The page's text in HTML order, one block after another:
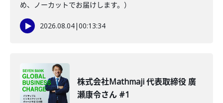
め、ノーカットでお届けします。）
2026.08.04|00:13:34
株式会社Mathmaji 代表取締役 廣
瀬康令さん #1